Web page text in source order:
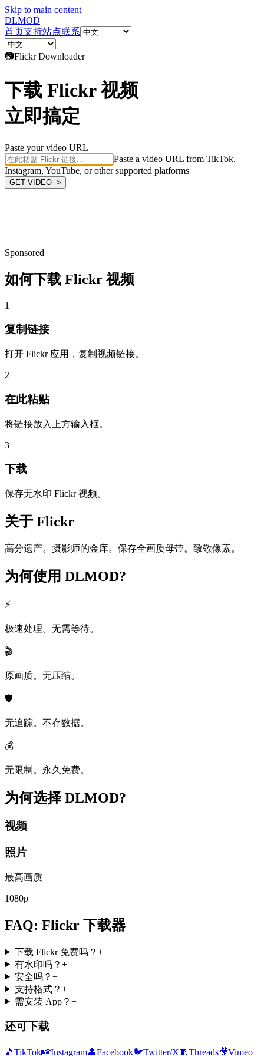
Skip to main content
DLMOD
首页支持站点联系
📷FlickrDownloader
下载 Flickr 视频
立即搞定
Paste your video URL
Paste a video URL from TikTok,
Instagram, YouTube, or other supported platforms
GET VIDEO ->
Sponsored
如何下载 Flickr 视频
1
复制链接
打开 Flickr 应用，复制视频链接。
2
在此粘贴
将链接放入上方输入框。
3
下载
保存无水印 Flickr 视频。
关于 Flickr
高分遗产。摄影师的金库。保存全画质母带。致敬像素。
为何使用 DLMOD?
⚡
极速处理。无需等待。
🎬
原画质。无压缩。
🛡️
无追踪。不存数据。
💰
无限制。永久免费。
为何选择 DLMOD?
视频
照片
最高画质
1080p
FAQ: Flickr 下载器
下载 Flickr 免费吗？ +
有水印吗？ +
安全吗？ +
支持格式？ +
需安装 App？ +
还可下载
🎵 TikTok📸Instagram👤Facebook🐦Twitter/X🧵Threads🎥Vimeo